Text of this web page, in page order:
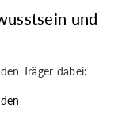
und
Träger dabei: